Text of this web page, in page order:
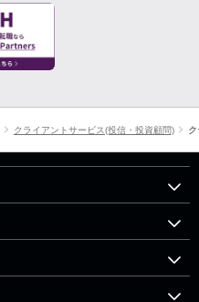
クライアントサービス(投信・投資顧問)